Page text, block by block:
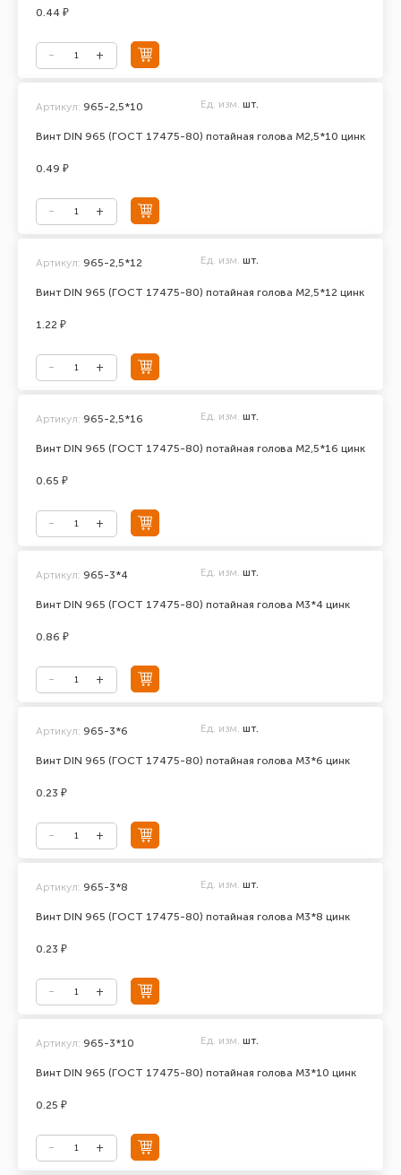
0.44 ₽
Винт DIN 965 (ГОСТ 17475-80) потайная голова М2,5*10 цинк
Артикул: 965-2,5*10 Ед. изм. шт.
0.49 ₽
Винт DIN 965 (ГОСТ 17475-80) потайная голова М2,5*12 цинк
Артикул: 965-2,5*12 Ед. изм. шт.
1.22 ₽
Винт DIN 965 (ГОСТ 17475-80) потайная голова М2,5*16 цинк
Артикул: 965-2,5*16 Ед. изм. шт.
0.65 ₽
Винт DIN 965 (ГОСТ 17475-80) потайная голова М3*4 цинк
Артикул: 965-3*4 Ед. изм. шт.
0.86 ₽
Винт DIN 965 (ГОСТ 17475-80) потайная голова М3*6 цинк
Артикул: 965-3*6 Ед. изм. шт.
0.23 ₽
Винт DIN 965 (ГОСТ 17475-80) потайная голова М3*8 цинк
Артикул: 965-3*8 Ед. изм. шт.
0.23 ₽
Винт DIN 965 (ГОСТ 17475-80) потайная голова М3*10 цинк
Артикул: 965-3*10 Ед. изм. шт.
0.25 ₽